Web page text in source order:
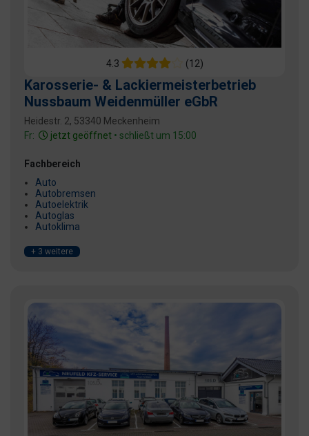
4.3 (12)
Karosserie- & Lackiermeisterbetrieb
Nussbaum Weidenmüller eGbR
Heidestr. 2, 53340 Meckenheim
Fr:
jetzt geöffnet • schließt um 15:00
Fachbereich
Auto
Autobremsen
Autoelektrik
Autoglas
Autoklima
+ 3 weitere